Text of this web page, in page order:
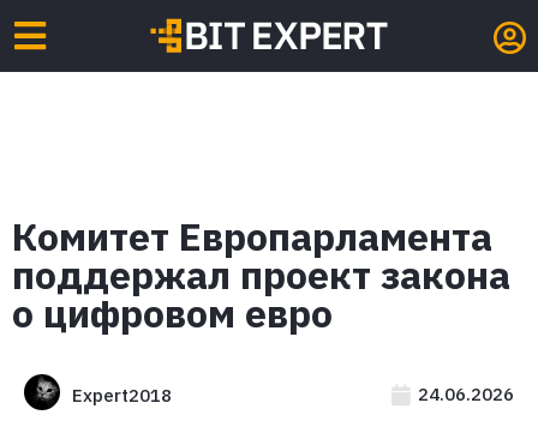
Комитет Европарламента
поддержал проект закона
о цифровом евро
Expert2018 24.06.2026